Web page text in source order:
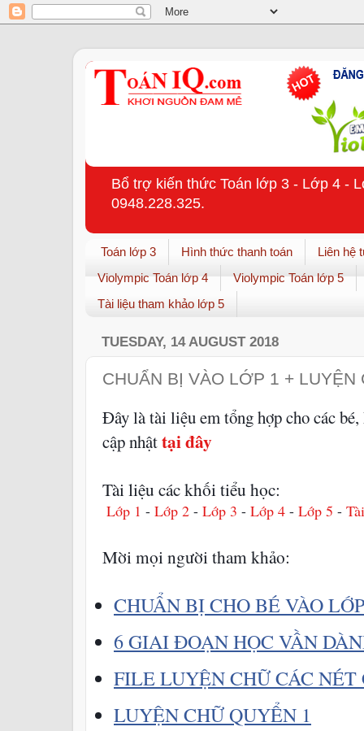
Bổ trợ kiến thức Toán lớp 3 - Lớp 4 -
0948.228.325.
Toán lớp 3 Hình thức thanh toán
Liên hệ
Violympic Toán lớp 4
Violympic Toán lớp 5
Tài liệu tham khảo lớp 5
TUESDAY, 14 AUGUST 2018
CHUẨN BỊ VÀO LỚP 1 +
Đây là tài liệu em tổng hợp cho các
cập nhậttại đây
Tài liệu các khối tiểu học:
Lớp 1 - Lớp 2 - Lớp 3 - Lớp 4 - Lớp 5 -
Mời mọi người tham khảo:
CHUẨN BỊ CHO BÉ VÀO
6 GIAI ĐOẠN HỌC VẦN
FILE LUYỆN CHỮ CÁC
LUYỆN CHỮ QUYỂN 1